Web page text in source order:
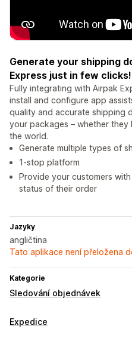
Generate your shipping
Express just in few clicks!
Fully integrating with Airpak
install and configure app
quality and accurate shipping
your packages – whether
the world.
Generate multiple types of
1-stop platform
Provide your customers
status of their order
Jazyky
angličtina
Tato aplikace není přeložena
Kategorie
Sledování objednávek
Sledování
Expedice